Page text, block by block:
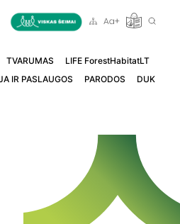
TVARUMAS
LIFE ForestHabitatLT
IR PASLAUGOS PARODOS DUK